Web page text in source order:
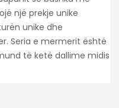
një prekje unike
unike dhe
Seria e mermerit është
të ketë dallime midis